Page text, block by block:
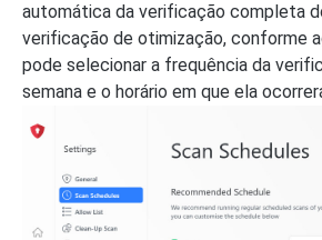
automática da verificação completa
verificação de otimização, conforme
pode selecionar a frequência da
semana e o horário em que ela